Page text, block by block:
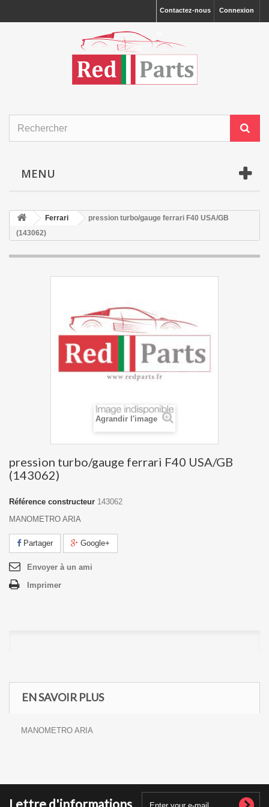
Connexion
Contactez-nous
MENU
Ferrari
pression turbo/gauge ferrari F40 USA/GB
(143062)
Agrandir l'image
pression turbo/gauge ferrari F40 USA/GB
(143062)
Référence constructeur 143062
MANOMETRO ARIA
Partager Google+
Envoyer à un ami
Imprimer
EN SAVOIR PLUS
MANOMETRO ARIA
Lettre d'informations